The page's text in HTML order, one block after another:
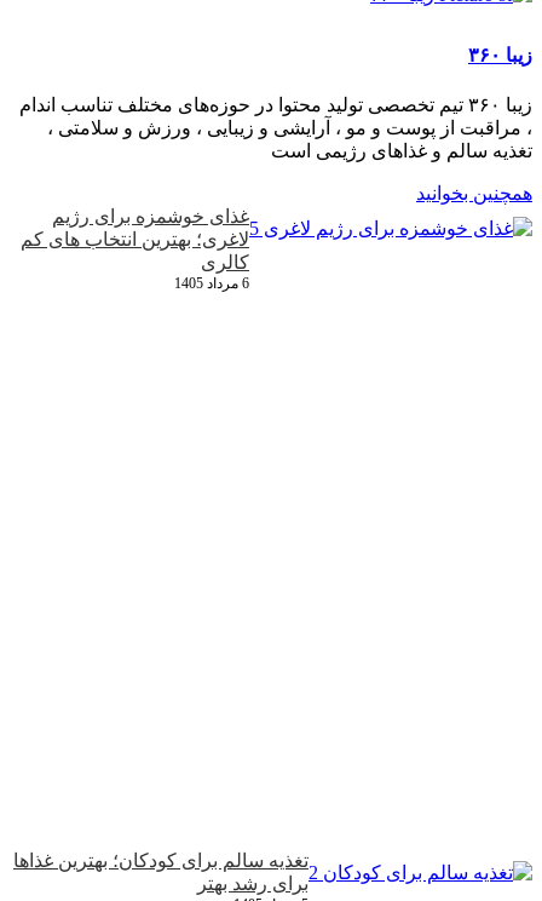
زیبا ۳۶۰
زیبا ۳۶۰ تیم تخصصی تولید محتوا در حوزه‌های مختلف تناسب اندام
، مراقبت از پوست و مو ، آرایشی و زیبایی ، ورزش و سلامتی ،
تغذیه سالم و غذاهای رژیمی است
همچنین بخوانید
غذای خوشمزه برای رژیم
لاغری؛ بهترین انتخاب‌ های کم‌
کالری
6 مرداد 1405
تغذیه سالم برای کودکان؛ بهترین غذاها
برای رشد بهتر